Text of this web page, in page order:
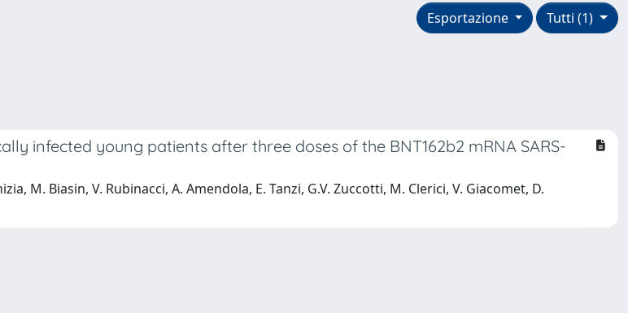
Tutti (1)
Esportazione
infected young patients after three doses of the BNT162b2 mRNA SARS-
M. Biasin, V. Rubinacci, A. Amendola, E. Tanzi, G.V. Zuccotti, M. Clerici, V. Giacomet, D.